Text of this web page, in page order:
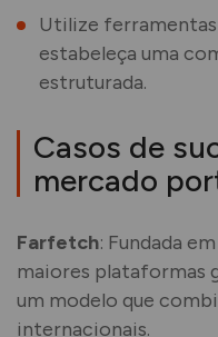
Utilize
estabeleça uma
estruturada.
Casos de
mercado
Farfetch: Fundada
maiores plataformas
um modelo que
internacionais.